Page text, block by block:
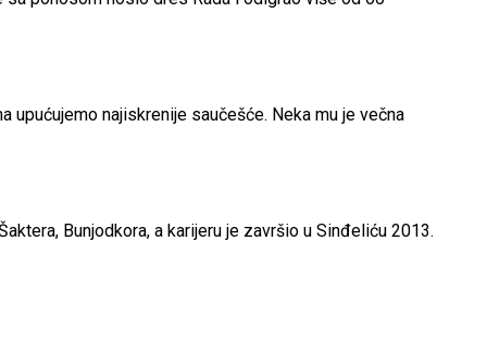
najiskrenije saučešće. Neka mu je večna
Bunjodkora, a karijeru je završio u Sinđeliću 2013.